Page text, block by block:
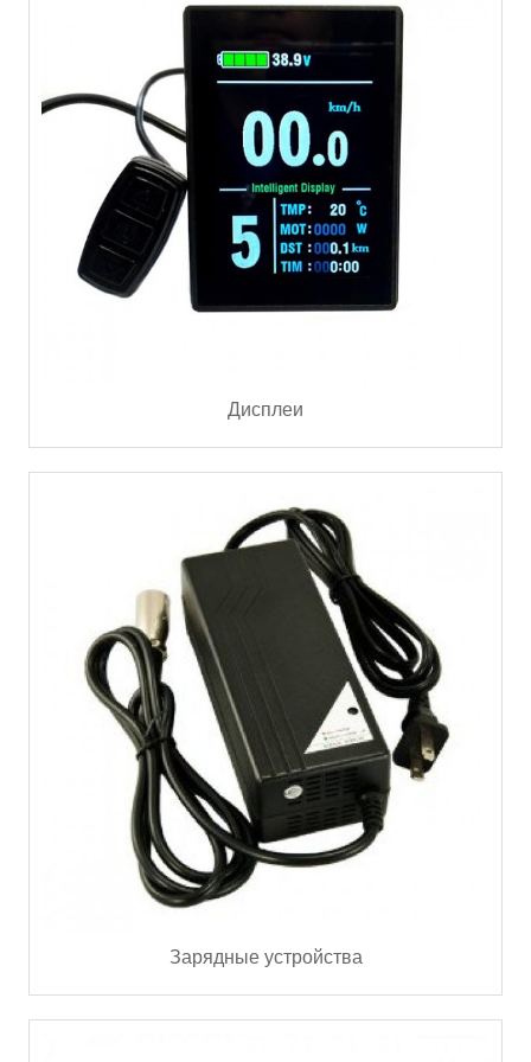
Дисплеи
Зарядные устройства